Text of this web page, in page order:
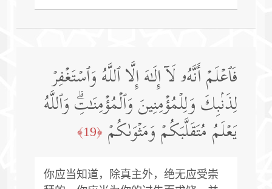
فَٱعۡلَمۡ أَنَّهُۥ لَاۤ إِلَـٰهَ إِلَّا ٱللَّهُ وَٱسۡتَغۡفِرۡ
لِذَنۢبِكَ وَلِلۡمُؤۡمِنِینَ وَٱلۡمُؤۡمِنَـٰتِۗ وَٱللَّهُ
یَعۡلَمُ مُتَقَلَّبَكُمۡ وَمَثۡوَىٰكُمۡ ﴿19﴾
你应当知道，除真主外，绝无应受崇